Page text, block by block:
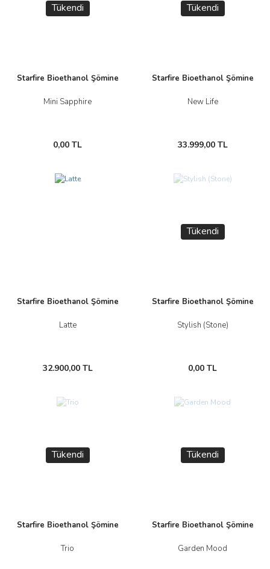
Tükendi
Starfire Bioethanol Şömine
Mini Sapphire
0,00 TL
Tükendi
Starfire Bioethanol Şömine
New Life
33.999,00 TL
Starfire Bioethanol Şömine
Latte
32.900,00 TL
Tükendi
Starfire Bioethanol Şömine
Stylish (Stone)
0,00 TL
Tükendi
Starfire Bioethanol Şömine
Trio
Tükendi
Starfire Bioethanol Şömine
Garden Mood